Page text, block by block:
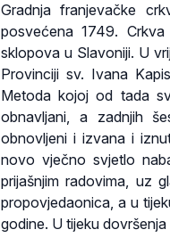
Gradnja franjevačke
posvećena 1749.
sklopova u Slavoniji. U
Provinciji sv. Ivana
Metoda kojoj od tada
obnavljani, a zadnjih
obnovljeni i izvana i
novo vječno svjetlo
prijašnjim radovima, uz
propovjedaonica, a u
godine. U tijeku